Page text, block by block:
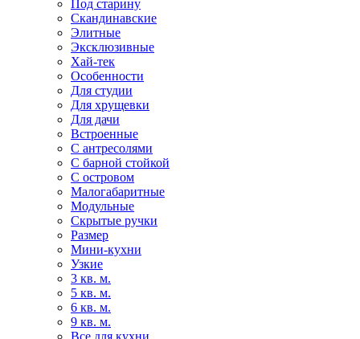
Под старину
Скандинавские
Элитные
Эксклюзивные
Хай-тек
Особенности
Для студии
Для хрущевки
Для дачи
Встроенные
С антресолями
С барной стойкой
С островом
Малогабаритные
Модульные
Скрытые ручки
Размер
Мини-кухни
Узкие
3 кв. м.
5 кв. м.
6 кв. м.
9 кв. м.
Все для кухни